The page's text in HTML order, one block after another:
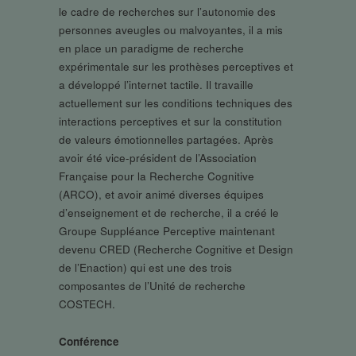
le cadre de recherches sur l’autonomie des
personnes aveugles ou malvoyantes, il a mis
en place un paradigme de recherche
expérimentale sur les prothèses perceptives et
a développé l’internet tactile. Il travaille
actuellement sur les conditions techniques des
interactions perceptives et sur la constitution
de valeurs émotionnelles partagées. Après
avoir été vice-président de l’Association
Française pour la Recherche Cognitive
(ARCO), et avoir animé diverses équipes
d’enseignement et de recherche, il a créé le
Groupe Suppléance Perceptive maintenant
devenu CRED (Recherche Cognitive et Design
de l’Enaction) qui est une des trois
composantes de l’Unité de recherche
COSTECH.
Conférence